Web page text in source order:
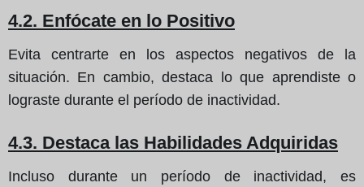
4.2. Enfócate en lo Positivo
Evita centrarte en los aspectos negativos de la
situación. En cambio, destaca lo que aprendiste o
lograste durante el período de inactividad.
4.3. Destaca las Habilidades Adquiridas
Incluso durante un período de inactividad, es